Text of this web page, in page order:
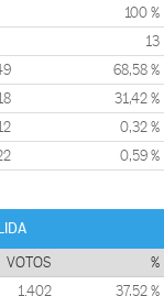
100 %
13
68,58 %
31,42 %
0,32 %
0,59 %
VOTOS %
1.402 37,52 %